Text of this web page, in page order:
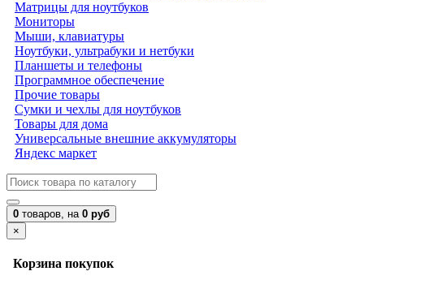
Матрицы для ноутбуков
Мониторы
Мыши, клавиатуры
Ноутбуки, ультрабуки и нетбуки
Планшеты и телефоны
Программное обеспечение
Прочие товары
Сумки и чехлы для ноутбуков
Товары для дома
Универсальные внешние аккумуляторы
Яндекс маркет
0 товаров, на 0 руб
×
Корзина покупок